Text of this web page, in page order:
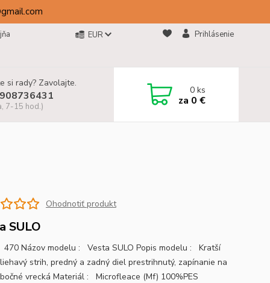
EUR Prihlásenie
si rady? Zavolajte.
7-15 hod.)
0ks
za 0 €
Ohodnotiť produkt
SULO
Názov modelu : Vesta SULO Popis modelu : Kratší
strih, predný a zadný diel prestrihnutý, zapínanie na
vrecká Materiál : Microfleace (Mf) 100%PES